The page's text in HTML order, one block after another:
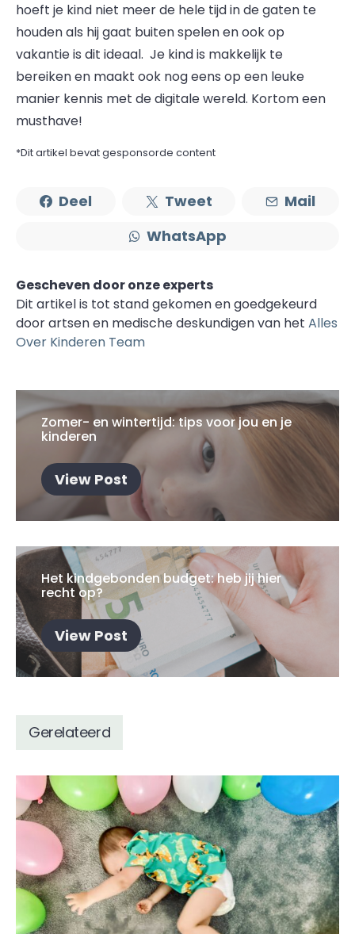
hoeft je kind niet meer de hele tijd in de gaten te
houden als hij gaat buiten spelen en ook op
vakantie is dit ideaal. Je kind is makkelijk te
bereiken en maakt ook nog eens op een leuke
manier kennis met de digitale wereld. Kortom een
musthave!
*Dit artikel bevat gesponsorde content
Deel Tweet
Mail
WhatsApp
Gescheven door onze experts
Dit artikel is tot stand gekomen en goedgekeurd
door artsen en medische deskundigen van het Alles
Over Kinderen Team
Zomer- en wintertijd: tips voor jou en je
kinderen
View Post
Het kindgebonden budget: heb jij hier
recht op?
View Post
Gerelateerd